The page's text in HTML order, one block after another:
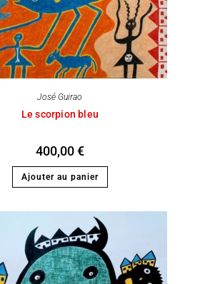
José Guirao
Le scorpion bleu
400,00€
Ajouter au panier